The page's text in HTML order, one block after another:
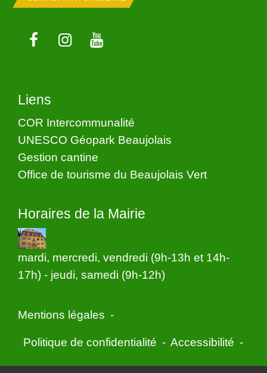
Liens
COR Intercommunalité
UNESCO Géopark Beaujolais
Gestion cantine
Office de tourisme du Beaujolais Vert
Horaires de la Mairie
mardi, mercredi, vendredi (9h-13h et 14h-
17h) - jeudi, samedi (9h-12h)
Mentions légales -
Politique de confidentialité - Accessibilité -
Application mobile Localiti - Plan du site -